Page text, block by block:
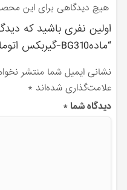
هیچ دیدگاهی برای این
اولین نفری باشید که
“مادهBG310-گيربكس اتوماتيك (NPNATBG 310) کیا”
نشانی ایمیل شما منتشر
علامت‌گذاری شده‌اند *
دیدگاه شما*